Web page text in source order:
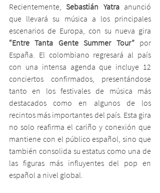
Recientemente, Sebastián Yatra anunció
que llevará su música a los principales
“Entre Tanta Gente Summer Tour” por
España. El colombiano regresará al país
con una intensa agenda que incluye 12
conciertos confirmados, presentándose
tanto en los festivales de música más
destacados como en algunos de los
recintos más importantes del país. Esta gira
no solo reafirma el cariño y conexión que
mantiene con el público español, sino que
también consolida su estatus como una de
las figuras más influyentes del pop en
español a nivel global.